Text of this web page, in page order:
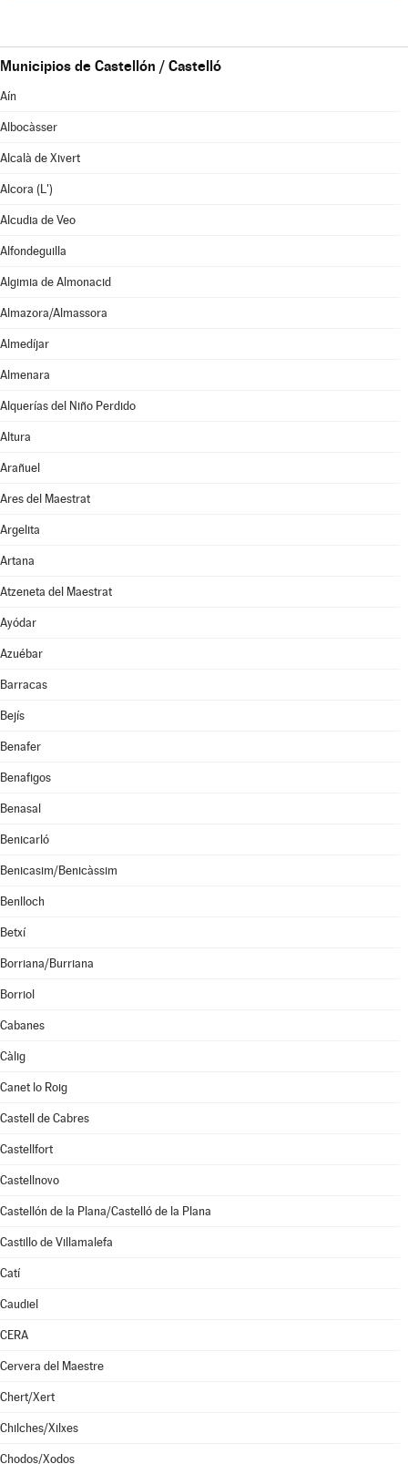
Municipios de Castellón / Castelló
Aín
Albocàsser
Alcalà de Xivert
Alcora (L')
Alcudia de Veo
Alfondeguilla
Algimia de Almonacid
Almazora/Almassora
Almedíjar
Almenara
Alquerías del Niño Perdido
Altura
Arañuel
Ares del Maestrat
Argelita
Artana
Atzeneta del Maestrat
Ayódar
Azuébar
Barracas
Bejís
Benafer
Benafigos
Benasal
Benicarló
Benicasim/Benicàssim
Benlloch
Betxí
Borriana/Burriana
Borriol
Cabanes
Càlig
Canet lo Roig
Castell de Cabres
Castellfort
Castellnovo
Castellón de la Plana/Castelló de la Plana
Castillo de Villamalefa
Catí
Caudiel
CERA
Cervera del Maestre
Chert/Xert
Chilches/Xilxes
Chodos/Xodos